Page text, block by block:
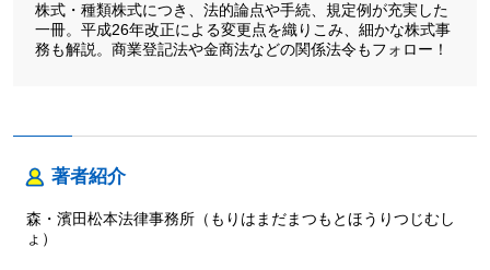
株式・種類株式につき、法的論点や手続、規定例が充実した
一冊。平成26年改正による変更点を織りこみ、細かな株式事
務も解説。商業登記法や金商法などの関係法令もフォロー！
著者紹介
森・濱田松本法律事務所（もりはまだまつもとほうりつじむし
ょ）